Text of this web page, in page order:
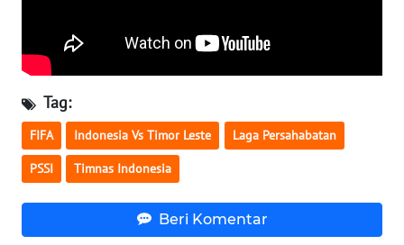
Tag:
FIFA Indonesia Vs Timor Leste Laga Persahabatan
PSSI Timnas Indonesia
Beri Komentar
KAMI
INFO
IKLAN
KAMI